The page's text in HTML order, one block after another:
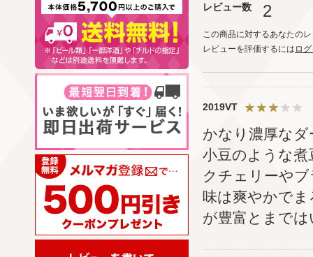
レビュー数
2
この商品に対するあなたの
レビューを評価するには ロ
2019VT
かなり濃厚な
小豆のような
クチェリーや
味は爽やかで
が豊富とまで